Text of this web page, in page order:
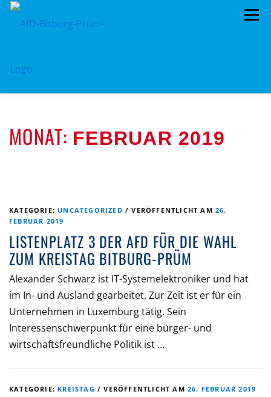
Zum
Inhalt
Menü
KREISTAG AFD IM KREISTAG
MONAT: FEBRUAR 2019
KATEGORIE: UNCATEGORIZED /VERÖFFENTLICHT AM26.
FEBRUAR 2019
LISTENPLATZ 3 DER AFD FÜR DIE WAHL
ZUM KREISTAG BITBURG-PRÜM
Alexander Schwarz ist IT-Systemelektroniker und hat
im In- und Ausland gearbeitet. Zur Zeit ist er für ein
Unternehmen in Luxemburg tätig. Sein
Interessenschwerpunkt für eine bürger- und
wirtschaftsfreundliche Politik ist …
KATEGORIE: KREISTAG /VERÖFFENTLICHT AM26. FEBRUAR 2019